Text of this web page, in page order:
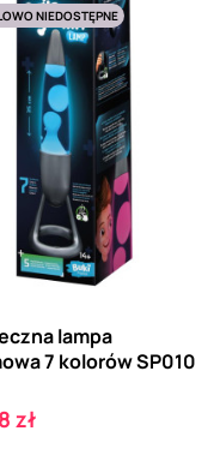
NIEDOSTĘPNE
lampa
7 kolorów SP010
zł